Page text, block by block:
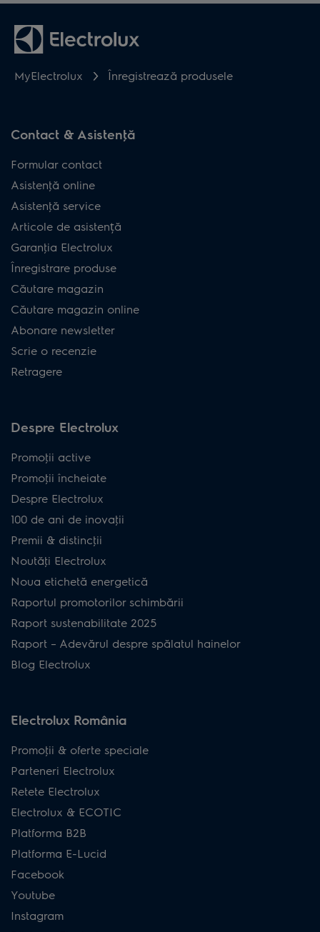
MyElectrolux Înregistrează produsele
Contact & Asistenţă
Formular contact
Asistenţă online
Asistenţă service
Articole de asistență
Garanţia Electrolux
Înregistrare produse
Căutare magazin
Căutare magazin online
Abonare newsletter
Scrie o recenzie
Retragere
Despre Electrolux
Promoţii active
Promoţii încheiate
Despre Electrolux
100 de ani de inovaţii
Premii & distincţii
Noutăţi Electrolux
Noua etichetă energetică
Raportul promotorilor schimbării
Raport sustenabilitate 2025
Raport – Adevărul despre spălatul hainelor
Blog Electrolux
Electrolux România
Promoţii & oferte speciale
Parteneri Electrolux
Retete Electrolux
Electrolux & ECOTIC
Platforma B2B
Platforma E-Lucid
Facebook
Youtube
Instagram